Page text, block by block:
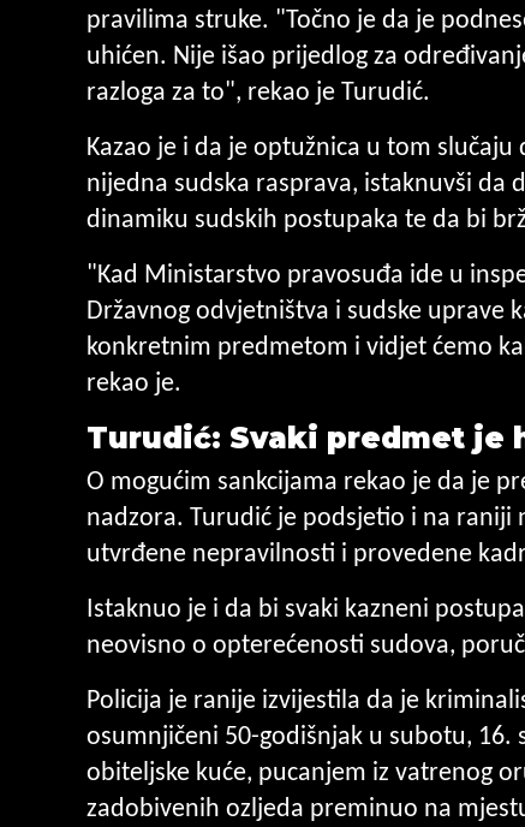
pravilima struke. "Točno je da je
uhićen. Nije išao prijedlog za
razloga za to", rekao je Turudić.
Kazao je i da je optužnica u tom
nijedna sudska rasprava, istaknuvši da
dinamiku sudskih postupaka te da bi
"Kad Ministarstvo pravosuđa ide u
Državnog odvjetništva i sudske uprave
konkretnim predmetom i vidjet ćemo
rekao je.
Turudić: Svaki predmet je
O mogućim sankcijama rekao je da je
nadzora. Turudić je podsjetio i na raniji
utvrđene nepravilnosti i provedene
Istaknuo je i da bi svaki kazneni
neovisno o opterećenosti sudova,
Policija je ranije izvijestila da je
osumnjičeni 50-godišnjak u subotu, 16.
obiteljske kuće, pucanjem iz vatrenog
zadobivenih ozljeda preminuo na